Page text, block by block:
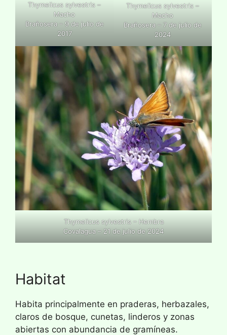
Thymelicus sylvestris –
Macho
Brañosera – 9 de julio de
2017
Thymelicus sylvestris –
Macho
Brañosera – 7 de julio de
2024
Thymelicus sylvestris – Hembra
Covalagua – 21 de julio de 2024
Habitat
Habita principalmente en praderas, herbazales,
claros de bosque, cunetas, linderos y zonas
abiertas con abundancia de gramíneas.